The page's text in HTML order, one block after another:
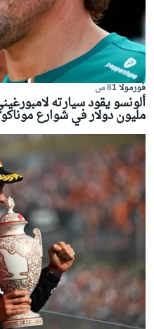
فورمولا 1 8 س
مليون دولار في شوارع موناكو